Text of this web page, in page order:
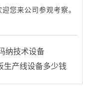
您来公司参观考察。
纳技术设备
生产线设备多少钱